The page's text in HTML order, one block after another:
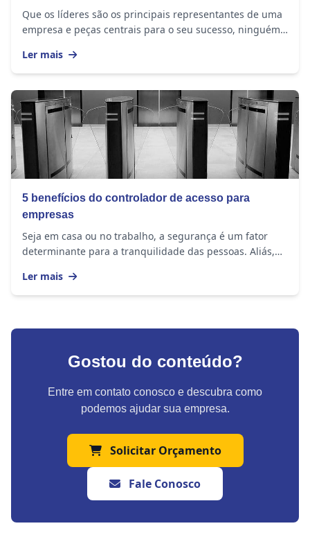
Que os líderes são os principais representantes de uma
empresa e peças centrais para o seu sucesso, ninguém
Ler mais
5 benefícios do controlador de acesso para
empresas
Seja em casa ou no trabalho, a segurança é um fator
determinante para a tranquilidade das pessoas. Aliás,
Ler mais
Gostou do conteúdo?
Entre em contato conosco e descubra como
podemos ajudar sua empresa.
Solicitar Orçamento
Fale Conosco